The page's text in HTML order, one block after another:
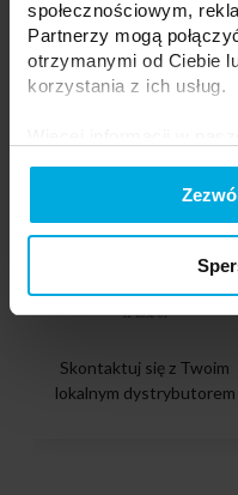
społecznościowym,
Partnerzy mogą
otrzymanymi od Ciebie
korzystania z ich usług.
Zaślepka TEKKNI+ BARDE+
12-2052-01
Skontaktuj się z Twoim
lokalnym dystrybutorem